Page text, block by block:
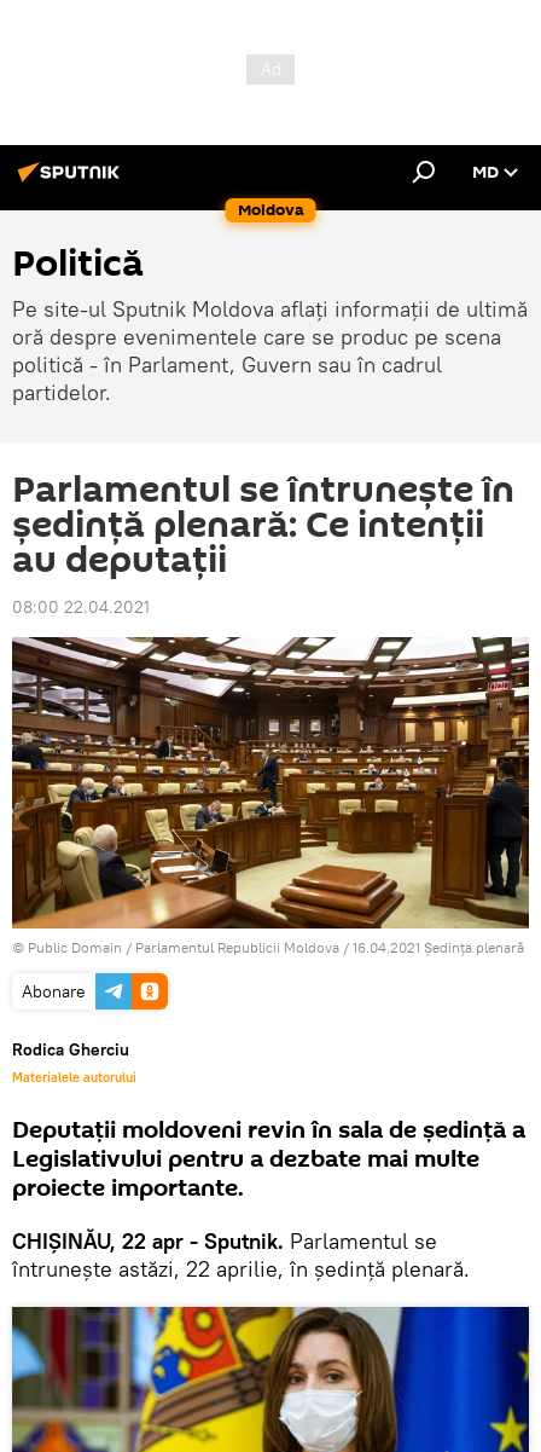
Moldova
MD
Politică
Pe site-ul Sputnik Moldova aflați informații de ultimă
oră despre evenimentele care se produc pe scena
politică - în Parlament, Guvern sau în cadrul
partidelor.
Parlamentul se întrunește în
ședință plenară: Ce intenții
au deputații
08:00 22.04.2021
© Public Domain / Parlamentul Republicii Moldova / 16.04.2021 Ședința plenară
Abonare
Rodica Gherciu
Materialele autorului
Deputații moldoveni revin în sala de ședință a
Legislativului pentru a dezbate mai multe
proiecte importante.
CHIȘINĂU, 22 apr - Sputnik. Parlamentul se
întrunește astăzi, 22 aprilie, în ședință plenară.